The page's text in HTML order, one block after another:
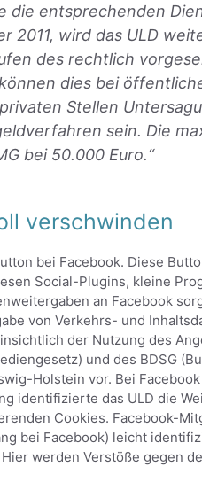
die entsprechenden
2011, wird das ULD
des rechtlich
dies bei
Stellen
sein. Die
bei 50.000 Euro.“
verschwinden
bei Facebook. Diese
Social-Plugins, kleine
an Facebook
von Verkehrs- und
der Nutzung des
und des BDSG
Holstein vor. Bei
identifizierte das ULD die
Cookies. Facebook-
bei Facebook) leicht
werden Verstöße gegen